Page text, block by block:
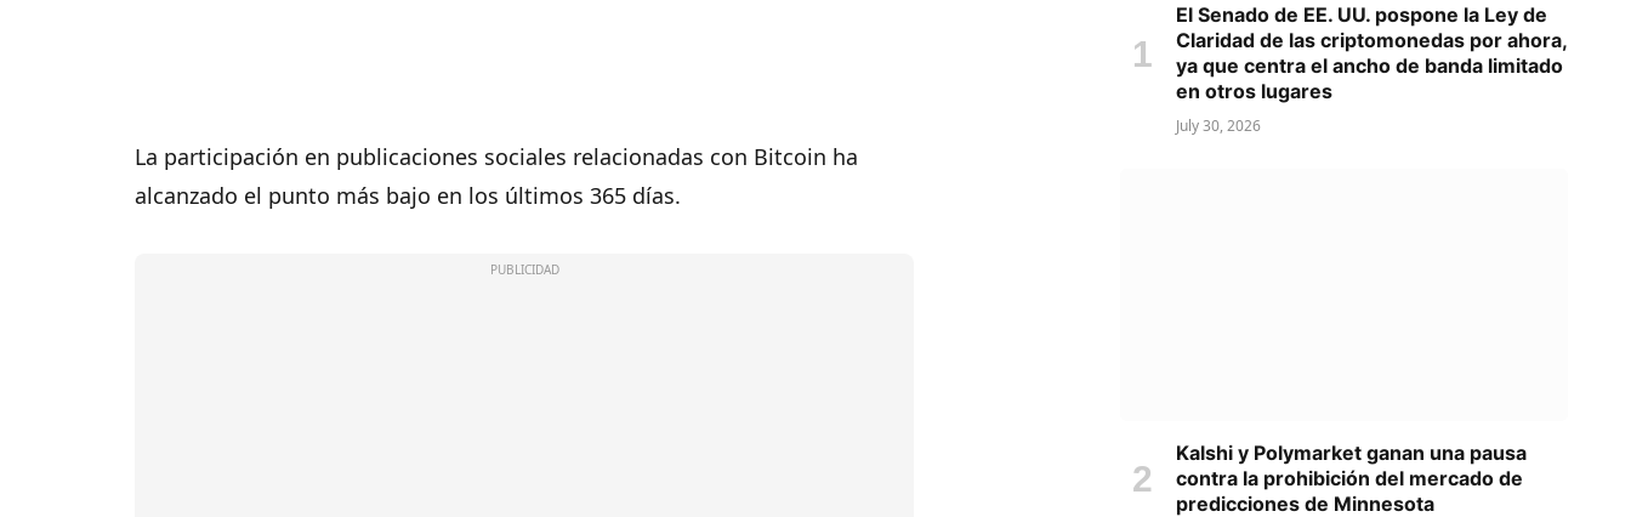
La participación en publicaciones sociales relacionadas con Bitcoin ha
alcanzado el punto más bajo en los últimos 365 días.
El Senado de EE. UU. pospone la Ley de
Claridad de las criptomonedas por ahora,
ya que centra el ancho de banda limitado
en otros lugares
July 30, 2026
Kalshi y Polymarket ganan una pausa
contra la prohibición del mercado de
predicciones de Minnesota